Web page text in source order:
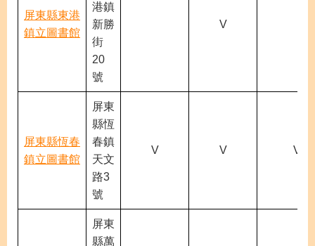
屏東縣東港
鎮立圖書館
港鎮
新勝
街
20
號
V
屏東縣恆春
鎮立圖書館
屏東
縣恆
春鎮
天文
路3
號
V V V
屏東
縣萬